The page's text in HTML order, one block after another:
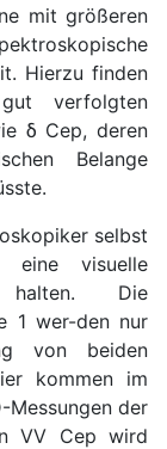
mit größeren
Hierzu finden
verfolgten
δ Cep, deren
Belange
selbst
eine visuelle
halten. Die
1 wer-den nur
von beiden
kommen im
Messungen der
VV Cep wird